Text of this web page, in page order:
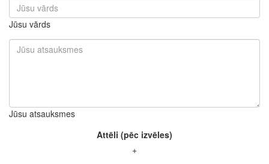
Jūsu vārds
Jūsu atsauksmes
Attēli (pēc izvēles)
+